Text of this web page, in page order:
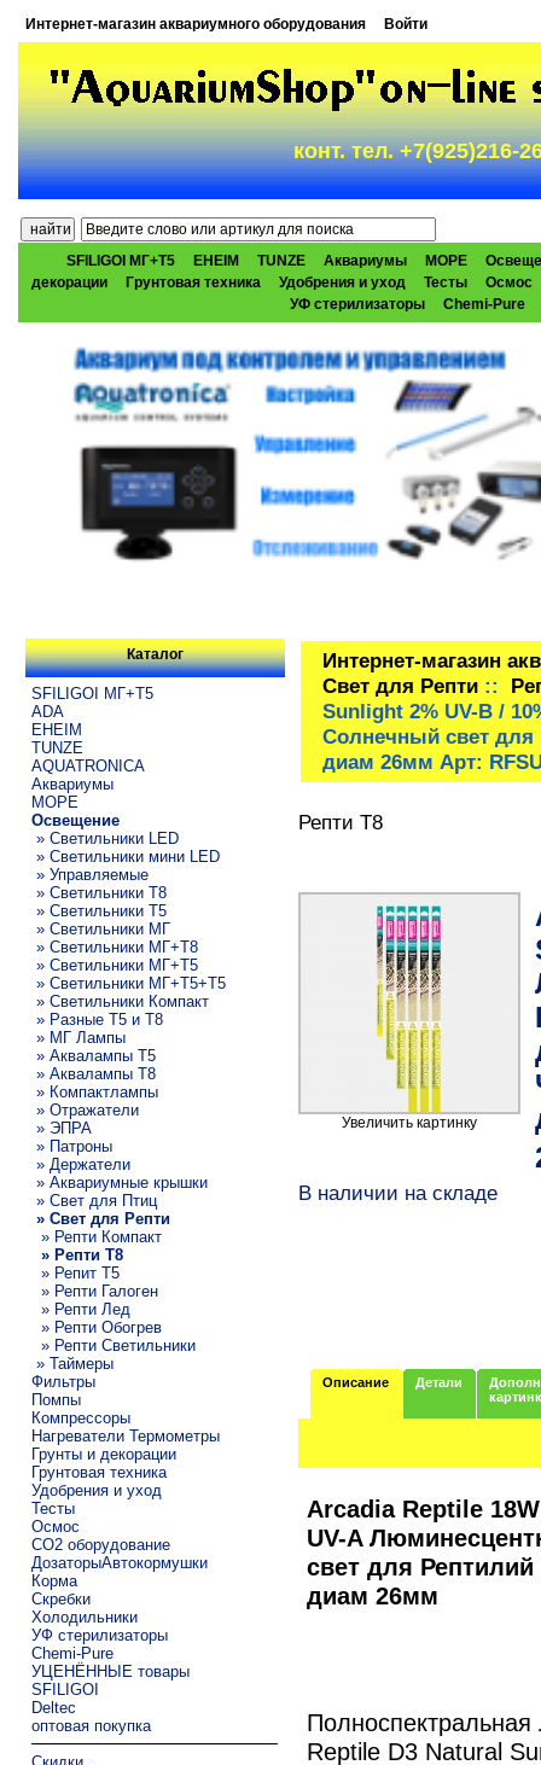
Интернет-магазин аквариумного оборудования Войти
конт. тел. +7(925)216-
SFILIGOI МГ+Т5 EHEIM TUNZE Аквариумы МОРЕ
декорации
Грунтовая техника Удобрения и уход Тесты
Осмос
УФ стерилизаторы
Chemi-Pure
Каталог
SFILIGOI МГ+Т5
ADA
EHEIM
TUNZE
AQUATRONICA
Аквариумы
МОРЕ
Освещение
» Светильники LED
» Светильники мини LED
» Управляемые
» Светильники T8
» Светильники T5
» Светильники МГ
» Светильники МГ+T8
» Светильники МГ+T5
» Светильники МГ+T5+T5
» Светильники Компакт
» Разные T5 и T8
» МГ Лампы
» Аквалампы T5
» Аквалампы T8
» Компактлампы
» Отражатели
» ЭПРА
» Патроны
» Держатели
» Аквариумные крышки
» Свет для Птиц
» Свет для Репти
» Репти Компакт
» Репти Т8
» Репит Т5
» Репти Галоген
» Репти Лед
» Репти Обогрев
» Репти Светильники
» Таймеры
Фильтры
Помпы
Компрессоры
Нагреватели Термометры
Грунты и декорации
Грунтовая техника
Удобрения и уход
Тесты
Осмос
CO2 оборудование
ДозаторыАвтокормушки
Корма
Скребки
Холодильники
УФ стерилизаторы
Chemi-Pure
УЦЕНЁННЫЕ товары
SFILIGOI
Deltec
оптовая покупка
Интернет-магазин
Свет для Репти::
Sunlight 2% UV-B /
Солнечный свет для
диам 26мм Арт:
Репти Т8
Увеличить картинку
В наличии на складе
Описание Детали
Arcadia Reptile
UV-A
свет для
диам 26мм
Reptile D3 Natural